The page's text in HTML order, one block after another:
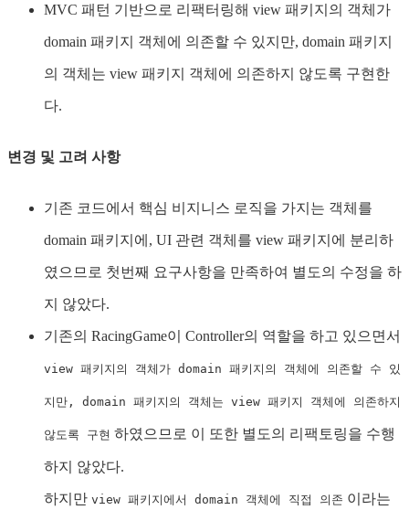
MVC 패턴 기반으로 리팩터링해 view 패키지의 객체가
domain 패키지 객체에 의존할 수 있지만, domain 패키지
의 객체는 view 패키지 객체에 의존하지 않도록 구현한
다.
변경 및 고려 사항
기존 코드에서 핵심 비지니스 로직을 가지는 객체를
domain 패키지에, UI 관련 객체를 view 패키지에 분리하
였으므로 첫번째 요구사항을 만족하여 별도의 수정을 하
지 않았다.
기존의 RacingGame이 Controller의 역할을 하고 있으면서
view 패키지의 객체가 domain 패키지의 객체에 의존할 수 있
지만, domain 패키지의 객체는 view 패키지 객체에 의존하지
않도록 구현 하였으므로 이 또한 별도의 리팩토링을 수행
하지 않았다.
하지만 view 패키지에서 domain 객체에 직접 의존 이라는